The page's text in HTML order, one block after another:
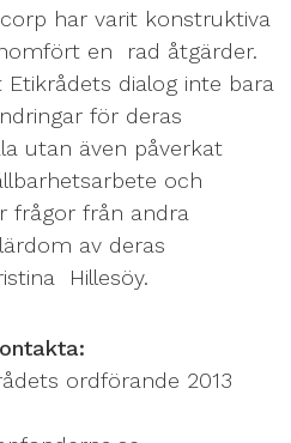
har varit konstruktiva
en rad åtgärder.
Etikrådets dialog inte bara
för deras
utan även påverkat
och
frågor från andra
av deras
Hillesöy.
ordförande 2013